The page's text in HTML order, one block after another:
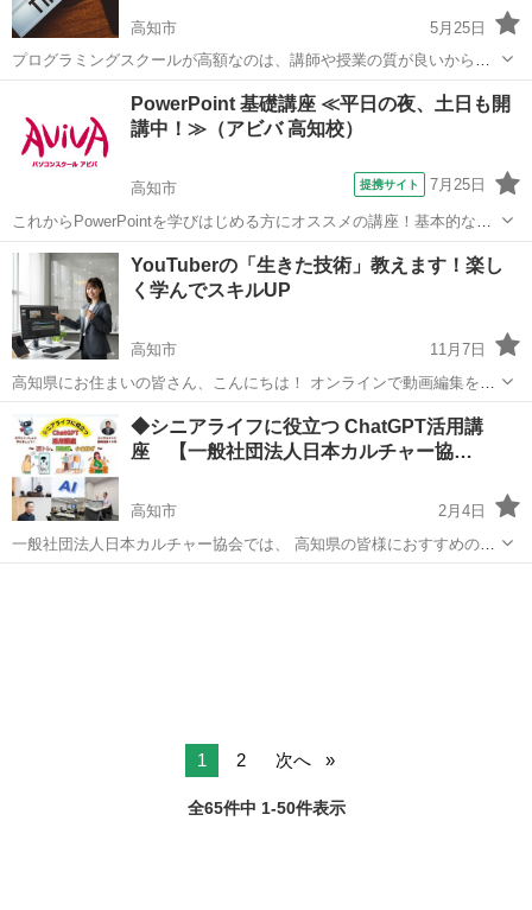
高知市
5月25日
プログラミングスクールが高額なのは、講師や授業の質が良いからだ
と思っていませんか？ 違いますよ。 教室の場所代と広告費がかかって
いるから高額なだけです。 実務経験のない講師が教えているスクール
もあります。 と...
プログラミング 近所
PowerPoint 基礎講座 ≪平日の夜、土日も開
講中！≫（アビバ 高知校）
高知市 提携サイト 7月25日
これからPowerPointを学びはじめる方にオススメの講座！基本的な操
作からアニメーションなど、プレゼンテーションソフトである
PowerPointの醍醐味を学ぶ事ができる講座です。 ■学習内容■ 基本操
作・テーマの設定...
高知 高知市 パワーポイント
YouTuberの「生きた技術」教えます！楽し
く学んでスキルUP
高知市
11月7日
高知県にお住まいの皆さん、こんにちは！ オンラインで動画編集を教
えている「Agaki（アガキ）」です。 「趣味で動画を作っているけ
ど、もっと上手くなりたい」 「お子さんやペットの動画を、カッコよ
く編集し...
高知
◆シニアライフに役立つ ChatGPT活用講
座 【一般社団法人日本カルチャー協…
高知市
2月4日
一般社団法人日本カルチャー協会では、 高知県の皆様におすすめの講
座の開催をしております。 その他、下記の様々な募集も行っておりま
1 2 次へ
全65件中 1-50件表示